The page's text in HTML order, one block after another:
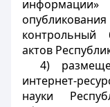
контрольный
актов
4)
интернет-
науки